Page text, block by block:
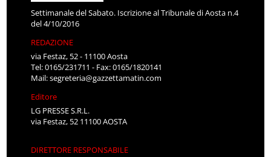
Settimanale del Sabato. Iscrizione al Tribunale di Aosta n.4
del 4/10/2016
REDAZIONE
via Festaz, 52 - 11100 Aosta
Tel: 0165/231711 - Fax: 0165/1820141
Mail:segreteria@gazzettamatin.com
Editore
LG PRESSE S.R.L.
via Festaz, 52 11100 AOSTA
DIRETTORE RESPONSABILE